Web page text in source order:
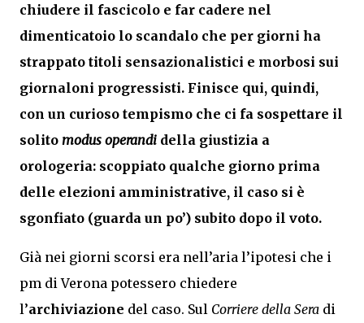
chiudere il fascicolo e far cadere nel
dimenticatoio lo scandalo che per giorni ha
strappato titoli sensazionalistici e morbosi sui
giornaloni progressisti. Finisce qui, quindi,
con un curioso tempismo che ci fa sospettare il
solito modus operandi della giustizia a
orologeria: scoppiato qualche giorno prima
delle elezioni amministrative, il caso si è
sgonfiato (guarda un po’) subito dopo il voto.
Già nei giorni scorsi era nell’aria l’ipotesi che i
pm di Verona potessero chiedere
l’archiviazione del caso. Sul Corriere della Sera di